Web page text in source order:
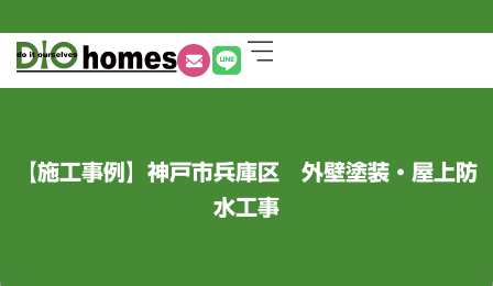
【施工事例】神戸市兵庫区 外壁塗装・屋上防
水工事